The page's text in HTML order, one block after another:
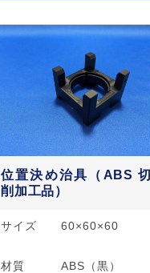
位置決め治具（ABS 切
削加工品）
サイズ 60×60×60
材質 ABS（黒）